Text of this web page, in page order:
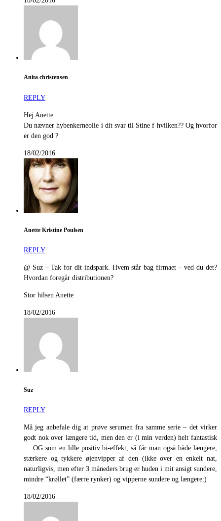
Anita christensen
REPLY
Hej Anette
Du nævner hybenkerneolie i dit svar til Stine f hvilken?? Og hvorfor
er den god ?
18/02/2016
Anette Kristine Poulsen
REPLY
@ Suz – Tak for dit indspark. Hvem står bag firmaet – ved du det?
Hvordan foregår distributionen?
Stor hilsen Anette
18/02/2016
Suz
REPLY
Må jeg anbefale dig at prøve serumen fra samme serie – det virker
godt nok over længere tid, men den er (i min verden) helt fantastisk
… OG som en lille positiv bi-effekt, så får man også både længere,
stærkere og tykkere øjenvipper af den (ikke over en enkelt nat,
naturligvis, men efter 3 måneders brug er huden i mit ansigt sundere,
mindre “krøllet” (færre rynker) og vipperne sundere og længere:)
18/02/2016